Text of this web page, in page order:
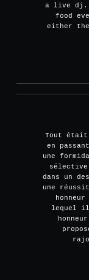
a live dj.
food
either the
Tout
en
une
dans un
une
lequel